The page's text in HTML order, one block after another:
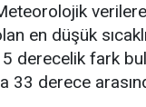
en düşük
derecelik fark
33 derece